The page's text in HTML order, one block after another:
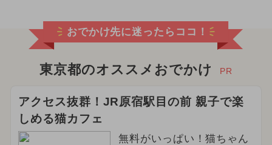
おでかけ先に迷ったらココ！
東京都のオススメおでかけ PR
アクセス抜群！JR原宿駅目の前 親子で楽
しめる猫カフェ
無料がいっぱい！猫ちゃん